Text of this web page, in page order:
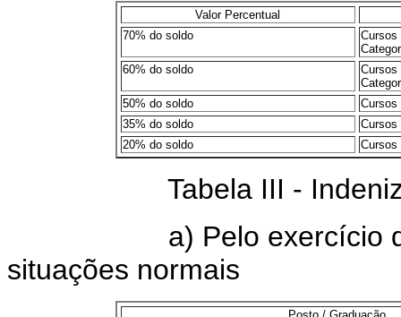
Valor Percentual
70% do soldo
Cursos
60% do soldo
Cursos
50% do soldo
Cursos
35% do soldo
Cursos
20% do soldo
Cursos
Tabela III -
a) Pelo exercício do
situações normais